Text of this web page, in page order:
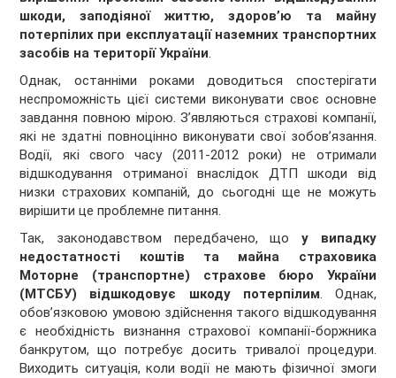
шкоди, заподіяної життю, здоров’ю та майну
потерпілих при експлуатації наземних транспортних
засобів на території України.
Однак, останніми роками доводиться спостерігати
неспроможність цієї системи виконувати своє основне
завдання повною мірою. З’являються страхові компанії,
які не здатні повноцінно виконувати свої зобов’язання.
Водії, які свого часу (2011-2012 роки) не отримали
відшкодування отриманої внаслідок ДТП шкоди від
низки страхових компаній, до сьогодні ще не можуть
вирішити це проблемне питання.
Так, законодавством передбачено, що у випадку
недостатності коштів та майна страховика
Моторне (транспортне) страхове бюро України
(МТСБУ) відшкодовує шкоду потерпілим. Однак,
обов’язковою умовою здійснення такого відшкодування
є необхідність визнання страхової компанії-боржника
банкрутом, що потребує досить тривалої процедури.
Виходить ситуація, коли водії не мають фізичної змоги